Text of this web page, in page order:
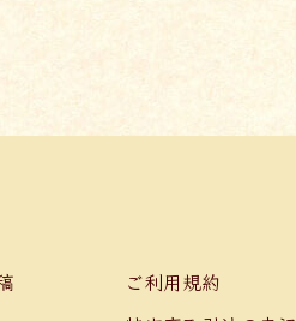
ご利用規約